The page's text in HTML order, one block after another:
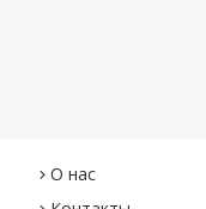
О нас